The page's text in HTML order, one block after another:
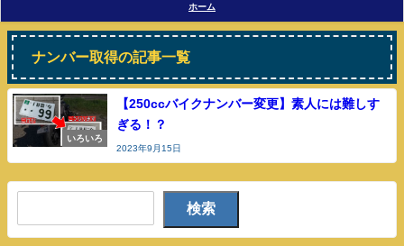
ホーム
ナンバー取得の記事一覧
いろいろ
【250ccバイクナンバー変更】素人には難しす
ぎる！？
2023年9月15日
検索